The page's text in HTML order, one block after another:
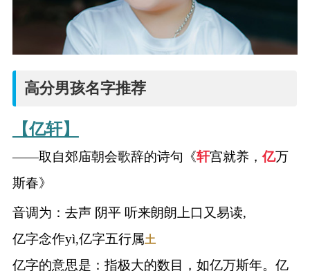
高分男孩名字推荐
【亿轩】
——取自郊庙朝会歌辞的诗句《轩宫就养，亿万
斯春》
音调为：去声 阴平 听来朗朗上口又易读,
亿字念作yì,亿字五行属土
亿字的意思是：指极大的数目，如亿万斯年。亿